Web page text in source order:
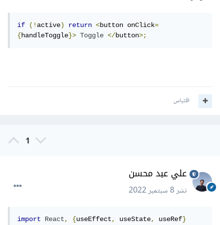
if (!active) return <button onClick=
{handleToggle}> Toggle </button>;
اقتباس
1
علي عبد محسن
نشر8 سبتمبر 2022
import React, {useEffect, useState, useRef}